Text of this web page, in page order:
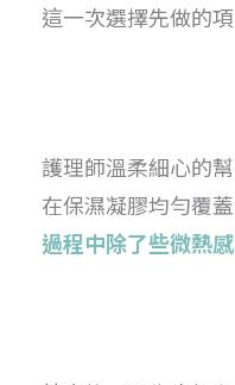
這一次選擇先做的
護理師溫柔細心的
在保濕凝膠均勻覆
過程中除了些微熱